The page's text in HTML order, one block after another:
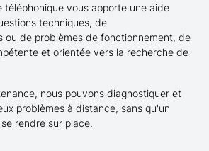
téléphonique vous apporte une aide
techniques, de
ou de problèmes de fonctionnement, de
et orientée vers la recherche de
nous pouvons diagnostiquer et
problèmes à distance, sans qu'un
rendre sur place.